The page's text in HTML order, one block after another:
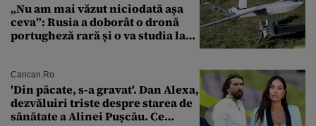
„Nu am mai văzut niciodată așa
ceva”: Rusia a doborât o dronă
portugheză rară și o va studia la
Cancan.ro
'Din păcate, s-a gravat'. Dan Alexa,
dezvăluiri triste despre starea de
sănătate a Alinei Pușcău. Ce